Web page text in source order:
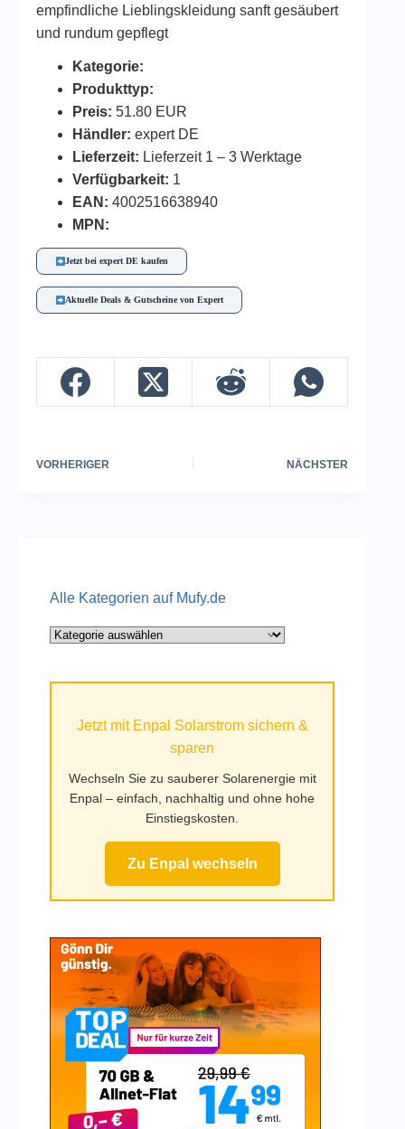
empfindliche Lieblingskleidung sanft gesäubert
und rundum gepflegt
Kategorie:
Produkttyp:
Preis: 51.80 EUR
Händler: expert DE
Lieferzeit: Lieferzeit 1 – 3 Werktage
Verfügbarkeit: 1
EAN: 4002516638940
MPN:
Jetzt bei expert DE kaufen
Aktuelle Deals & Gutscheine von Expert
VORHERIGER NÄCHSTER
Alle Kategorien auf Mufy.de
Alle
Jetzt mit Enpal Solarstrom sichern &
sparen
Wechseln Sie zu sauberer Solarenergie mit
Enpal – einfach, nachhaltig und ohne hohe
Einstiegskosten.
Zu Enpal wechseln